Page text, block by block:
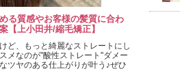
る質感やお客様の髪質に合わ
【上小田井/縮毛矯正】
ど、もっと綺麗なストレートにし
メなのが"酸性ストレート"ダメー
ツヤのある仕上がりが叶う♪ぜひ